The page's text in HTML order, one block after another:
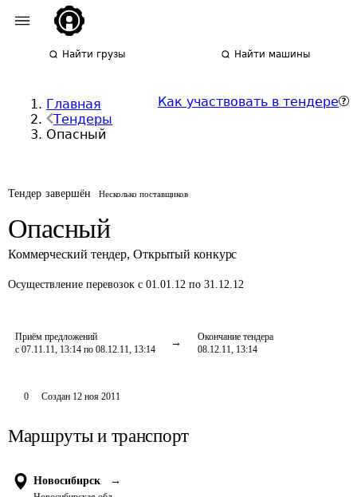
Найти грузы Найти машины
Главная
Тендеры
Опасный
Как участвовать в тендере
Тендер завершён Несколько поставщиков
Опасный
Коммерческий тендер, Открытый конкурс
Осуществление перевозок с 01.01.12 по 31.12.12
Приём предложений
с 07.11.11, 13:14 по 08.12.11, 13:14
Окончание тендера
08.12.11, 13:14
0 Создан 12 ноя 2011
Маршруты и транспорт
Новосибирск →